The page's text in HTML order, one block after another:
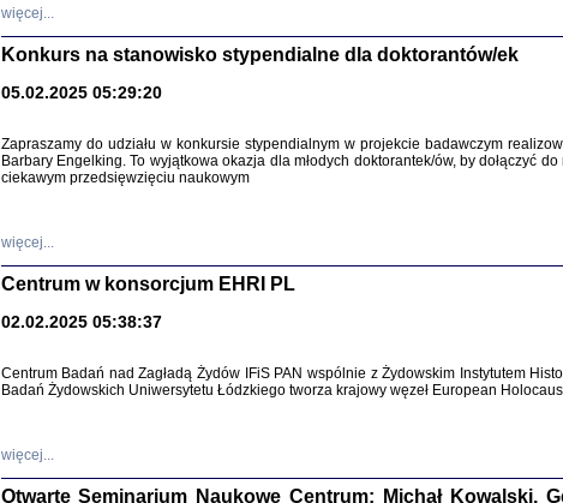
SZCZĘŚCIE JEST
więcej...
Konkurs na stanowisko stypendialne dla doktorantów/ek
05.02.2025 05:29:20
Zapraszamy do udziału w konkursie stypendialnym w projekcie badawczym
Barbary Engelking. To wyjątkowa okazja dla młodych doktorantek/ów, by dołączyć
ciekawym przedsięwzięciu naukowym
więcej...
Centrum w konsorcjum EHRI PL
02.02.2025 05:38:37
Centrum Badań nad Zagładą Żydów IFiS PAN wspólnie z Żydowskim Instytutem
Badań Żydowskich Uniwersytetu Łódzkiego tworza krajowy węzeł European
więcej...
Otwarte Seminarium Naukowe Centrum: Michał Kowalski,